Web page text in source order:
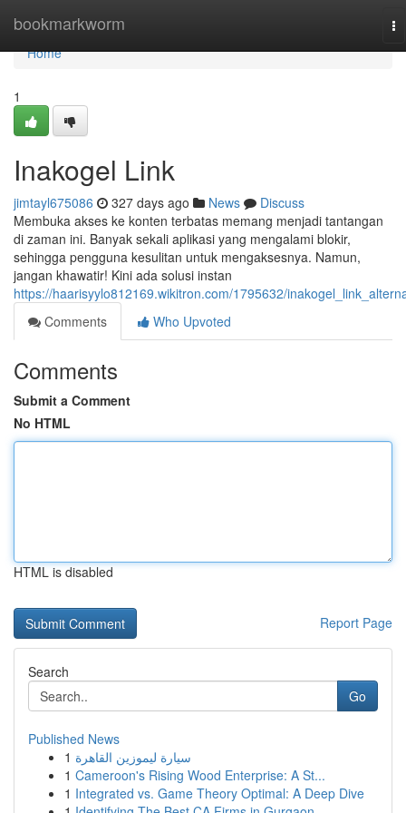
bookmarkworm
Home
Home
1
Inakogel Link
jimtayl675086 327 days ago News
Discuss
Membuka akses ke konten terbatas memang menjadi tantangan
di zaman ini. Banyak sekali aplikasi yang mengalami blokir,
sehingga pengguna kesulitan untuk mengaksesnya. Namun,
jangan khawatir! Kini ada solusi instan
https://haarisyylo812169.wikitron.com/1795632/
Comments
Who Upvoted
Comments
Submit a Comment
No HTML
HTML is disabled
Report Page
Search
Go
Published News
1 سيارة ليموزين القاهرة
1 Cameroon's Rising Wood Enterprise: A St...
1 Integrated vs. Game Theory Optimal: A Deep Dive